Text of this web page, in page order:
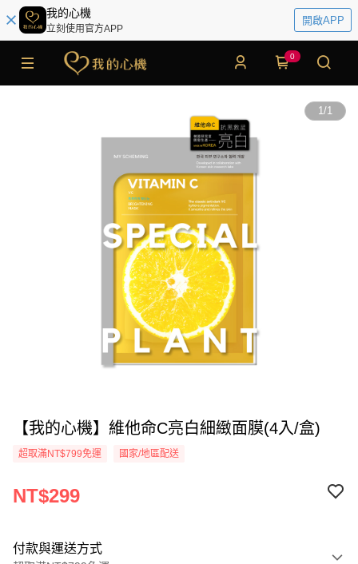
我的心機
立刻使用官方APP
開啟APP
0
1/1
【我的心機】維他命C亮白細緻面膜(4入/盒)
超取滿NT$799免運 國家/地區配送
NT$299
付款與運送方式